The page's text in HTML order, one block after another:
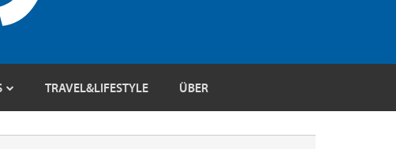
TRAVEL&LIFESTYLE ÜBER